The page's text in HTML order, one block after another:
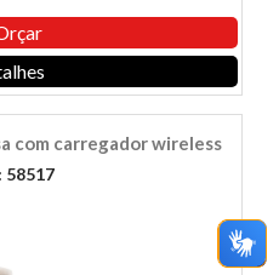
com carregador wireless
58517